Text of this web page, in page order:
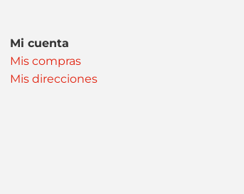
Mi cuenta
Mis compras
Mis direcciones